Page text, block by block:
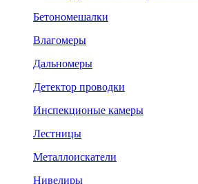
Бетономешалки
Влагомеры
Дальномеры
Детектор проводки
Инспекционые камеры
Лестницы
Металлоискатели
Нивелиры